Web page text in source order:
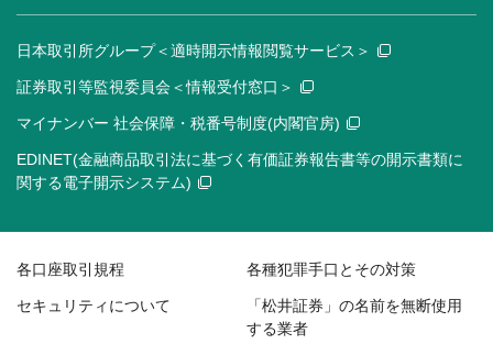
日本取引所グループ＜適時開示情報閲覧サービス＞
証券取引等監視委員会＜情報受付窓口＞
マイナンバー 社会保障・税番号制度(内閣官房)
EDINET(金融商品取引法に基づく有価証券報告書等の開示書類に
関する電子開示システム)
各口座取引規程 各種犯罪手口とその対策
セキュリティについて
「松井証券」の名前を無断使用
する業者